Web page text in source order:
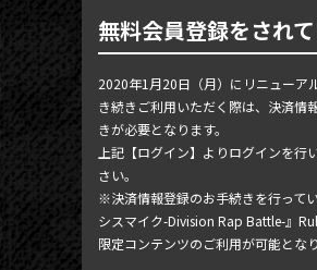
BLOG
MAIL MAGAZINE /
MY
MEMBER'S
無料会員登録をされ
2020年1月20日（月）にリニューア
き続きご利用いただく際は、決済情
きが必要となります。
上記【ログイン】よりログインを行
さい。
※決済情報登録のお手続きを行って
シスマイク-Division Rap Battle-』
限定コンテンツのご利用が可能となり